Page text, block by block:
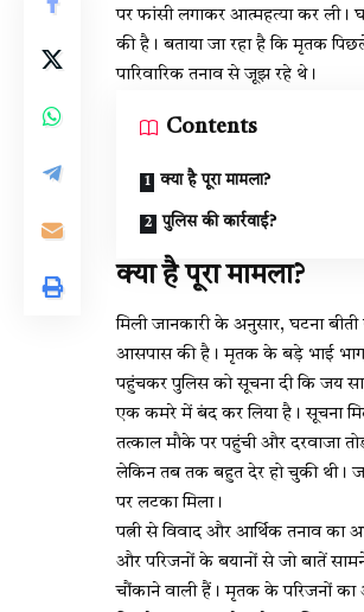
पर फांसी लगाकर आत्महत्या कर ली।
की है। बताया जा रहा है कि मृतक
पारिवारिक तनाव से जूझ रहे थे।
Contents
क्या है पूरा मामला?
पुलिस की कार्रवाई?
क्या है पूरा मामला?
मिली जानकारी के अनुसार, घटना
आसपास की है। मृतक के बड़े भाई
पहुंचकर पुलिस को सूचना दी कि जय
एक कमरे में बंद कर लिया है। सूचना
तत्काल मौके पर पहुंची और दरवाजा
लेकिन तब तक बहुत देर हो चुकी थी।
पर लटका मिला।
पत्नी से विवाद और आर्थिक तनाव का
और परिजनों के बयानों से जो बातें
चौंकाने वाली हैं। मृतक के परिजनों